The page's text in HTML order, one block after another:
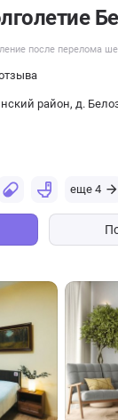
после перелома
район, д.
еще 4